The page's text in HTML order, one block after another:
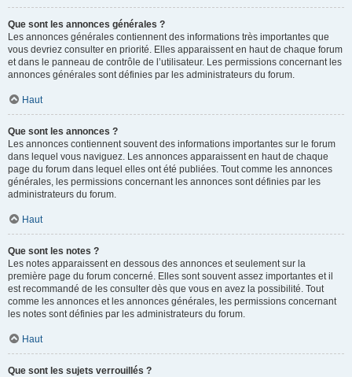
Que sont les annonces générales ?
Les annonces générales contiennent des informations très importantes que
vous devriez consulter en priorité. Elles apparaissent en haut de chaque forum
et dans le panneau de contrôle de l’utilisateur. Les permissions concernant les
annonces générales sont définies par les administrateurs du forum.
Haut
Que sont les annonces ?
Les annonces contiennent souvent des informations importantes sur le forum
dans lequel vous naviguez. Les annonces apparaissent en haut de chaque
page du forum dans lequel elles ont été publiées. Tout comme les annonces
générales, les permissions concernant les annonces sont définies par les
administrateurs du forum.
Haut
Que sont les notes ?
Les notes apparaissent en dessous des annonces et seulement sur la
première page du forum concerné. Elles sont souvent assez importantes et il
est recommandé de les consulter dès que vous en avez la possibilité. Tout
comme les annonces et les annonces générales, les permissions concernant
les notes sont définies par les administrateurs du forum.
Haut
Que sont les sujets verrouillés ?